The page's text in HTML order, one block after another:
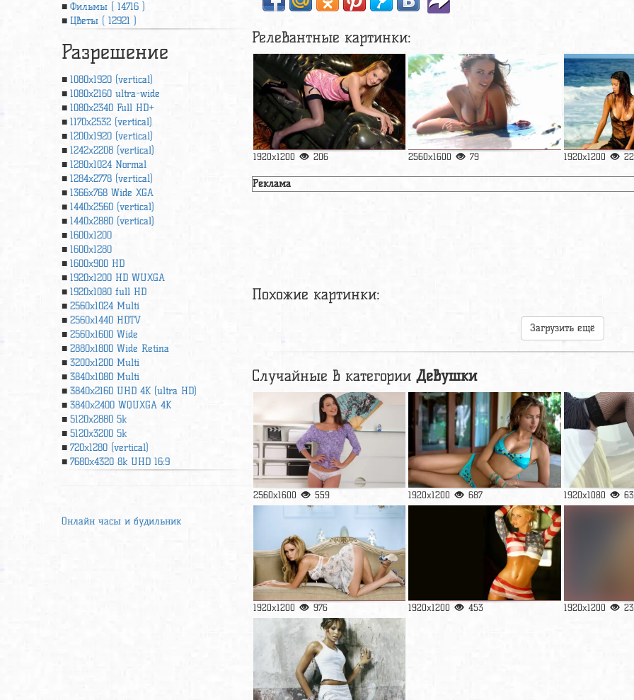
Фильмы ( 14716 )
Цветы ( 12921 )
Разрешение
1080x1920 (vertical)
1080x2160 ultra-wide
1080x2340 Full HD+
1170x2532 (vertical)
1200x1920 (vertical)
1242x2208 (vertical)
1280x1024 Normal
1284x2778 (vertical)
1366х768 Wide XGA
1440x2560 (vertical)
1440x2880 (vertical)
1600x1200
1600x1280
1600x900 HD
1920x1200 HD WUXGA
1920х1080 full HD
2560x1024 Multi
2560x1440 HDTV
2560x1600 Wide
2880x1800 Wide Retina
3200x1200 Multi
3840x1080 Multi
3840x2160 UHD 4К (ultra HD)
3840x2400 WQUXGA 4K
5120x2880 5k
5120x3200 5k
720x1280 (vertical)
7680x4320 8k UHD 16:9
Онлайн часы и будильник
Релевантные картинки:
1920x1200 206 2560x1600 79 1920x1200
Реклама
Похожие картинки:
Загрузить ещё
Случайные в категорииДевушки
2560x1600 559 1920x1200 687 1920x1080
1920x1200 976 1920x1200 453 1920x1200